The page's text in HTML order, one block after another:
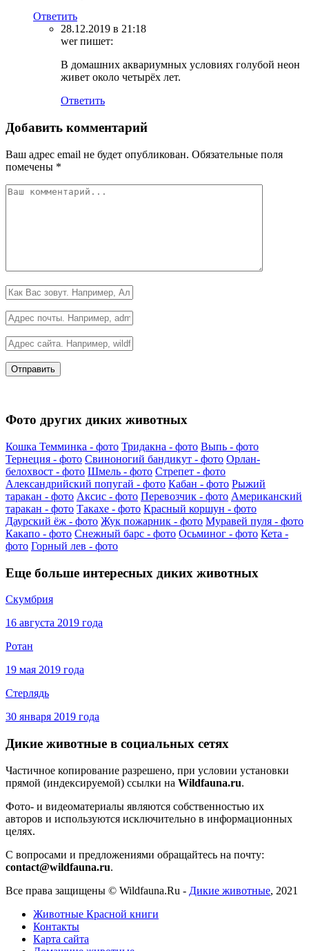
Ответить
28.12.2019 в 21:18
wer пишет:
В домашних аквариумных условиях голубой неон
живет около четырёх лет.
Ответить
Добавить комментарий
Ваш адрес email не будет опубликован. Обязательные поля
помечены *
Фото других диких животных
Кошка Темминка - фото Тридакна - фото Выпь - фото
Тернеция - фото Свиноногий бандикут - фото Орлан-
белохвост - фото Шмель - фото Стрепет - фото
Александрийский попугай - фото Кабан - фото Рыжий
таракан - фото Аксис - фото Перевозчик - фото Американский
таракан - фото Такахе - фото Красный коршун - фото
Даурский ёж - фото Жук пожарник - фото Муравей пуля - фото
Какапо - фото Снежный барс - фото Осьминог - фото Кета -
фото Горный лев - фото
Еще больше интересных диких животных
Скумбрия
16 августа 2019 года
Ротан
19 мая 2019 года
Стерлядь
30 января 2019 года
Дикие животные в социальных сетях
Частичное копирование разрешено, при условии установки
прямой (индексируемой) ссылки на Wildfauna.ru.
Фото- и видеоматериалы являются собственностью их
авторов и используются исключительно в информационных
целях.
С вопросами и предложениями обращайтесь на почту:
contact@wildfauna.ru.
Все права защищены © Wildfauna.Ru - Дикие животные, 2021
Животные Красной книги
Контакты
Карта сайта